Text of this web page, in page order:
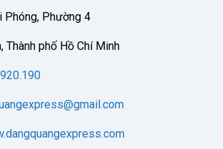
Phóng, Phường 4
phố Hồ Chí Minh